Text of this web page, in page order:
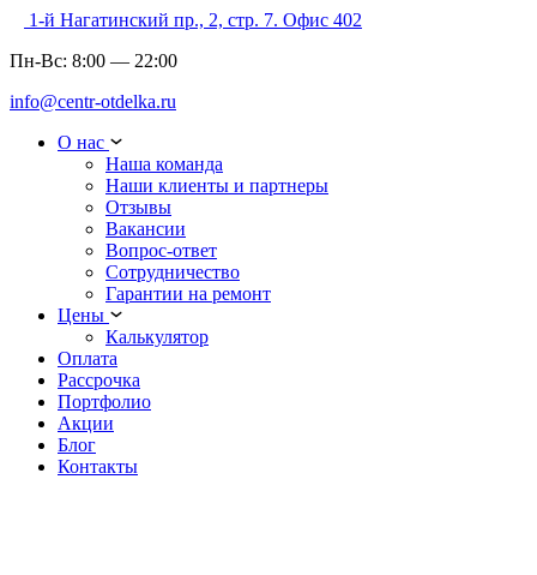
1-й Нагатинский пр., 2, стр. 7. Офис 402
Пн-Вс: 8:00 — 22:00
info@centr-otdelka.ru
О нас
Наша команда
Наши клиенты и партнеры
Отзывы
Вакансии
Вопрос-ответ
Сотрудничество
Гарантии на ремонт
Цены
Калькулятор
Оплата
Рассрочка
Портфолио
Акции
Блог
Контакты